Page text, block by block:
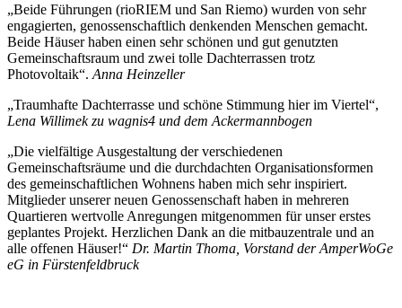
„Beide Führungen (rioRIEM und San Riemo) wurden von sehr
engagierten, genossenschaftlich denkenden Menschen gemacht.
Beide Häuser haben einen sehr schönen und gut genutzten
Gemeinschaftsraum und zwei tolle Dachterrassen trotz
Photovoltaik“. Anna Heinzeller
„Traumhafte Dachterrasse und schöne Stimmung hier im Viertel“,
Lena Willimek zu wagnis4 und dem Ackermannbogen
„Die vielfältige Ausgestaltung der verschiedenen
Gemeinschaftsräume und die durchdachten Organisationsformen
des gemeinschaftlichen Wohnens haben mich sehr inspiriert.
Mitglieder unserer neuen Genossenschaft haben in mehreren
Quartieren wertvolle Anregungen mitgenommen für unser erstes
geplantes Projekt. Herzlichen Dank an die mitbauzentrale und an
alle offenen Häuser!“ Dr. Martin Thoma, Vorstand der AmperWoGe
eG in Fürstenfeldbruck